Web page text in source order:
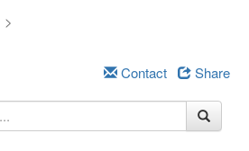
t
>
Contact Share